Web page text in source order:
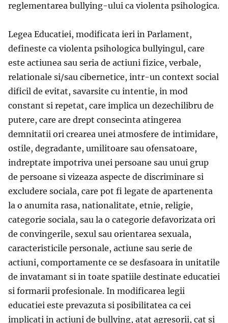
reglementarea bullying-ului ca violenta psihologica.
Legea Educatiei, modificata ieri in Parlament,
defineste ca violenta psihologica bullyingul, care
este actiunea sau seria de actiuni fizice, verbale,
relationale si/sau cibernetice, intr-un context social
dificil de evitat, savarsite cu intentie, in mod
constant si repetat, care implica un dezechilibru de
putere, care are drept consecinta atingerea
demnitatii ori crearea unei atmosfere de intimidare,
ostile, degradante, umilitoare sau ofensatoare,
indreptate impotriva unei persoane sau unui grup
de persoane si vizeaza aspecte de discriminare si
excludere sociala, care pot fi legate de apartenenta
la o anumita rasa, nationalitate, etnie, religie,
categorie sociala, sau la o categorie defavorizata ori
de convingerile, sexul sau orientarea sexuala,
caracteristicile personale, actiune sau serie de
actiuni, comportamente ce se desfasoara in unitatile
de invatamant si in toate spatiile destinate educatiei
si formarii profesionale. In modificarea legii
educatiei este prevazuta si posibilitatea ca cei
implicati in actiuni de bullying, atat agresorii, cat si